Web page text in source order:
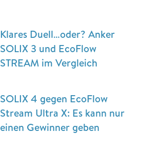
Klares Duell…oder? Anker
SOLIX 3 und EcoFlow
STREAM im Vergleich
SOLIX 4 gegen EcoFlow
Stream Ultra X: Es kann nur
einen Gewinner geben